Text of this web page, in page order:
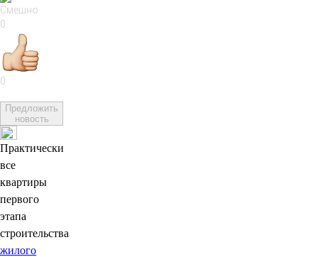
0
0
Предложить
новость
Практически
все
квартиры
первого
этапа
строительства
жилого